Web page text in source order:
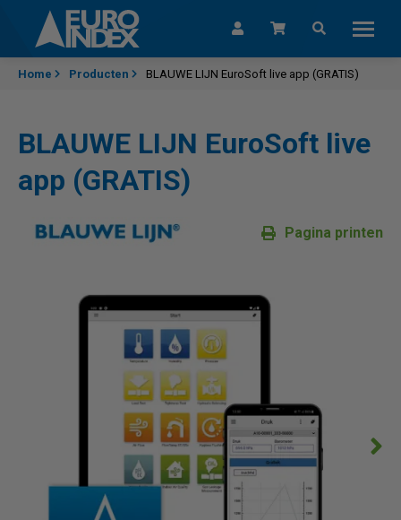
Skip to content
Home Producten BLAUWE LIJN EuroSoft live app (GRATIS)
BLAUWE LIJN EuroSoft live
app (GRATIS)
Pagina printen